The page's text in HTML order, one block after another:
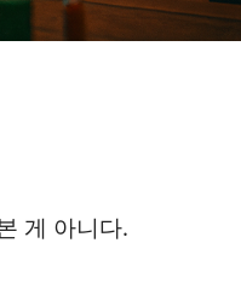
게 아니다.